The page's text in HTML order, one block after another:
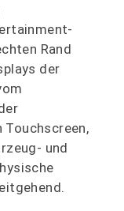
Rand
der
und